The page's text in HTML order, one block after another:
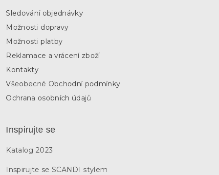
Sledování objednávky
Možnosti dopravy
Možnosti platby
Reklamace a vrácení zboží
Kontakty
Všeobecné Obchodní podmínky
Ochrana osobních údajů
Inspirujte se
Katalog 2023
Inspirujte se SCANDI stylem